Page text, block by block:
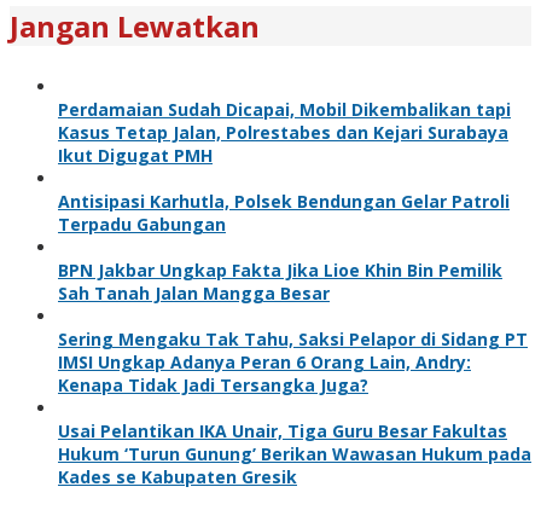
Jangan Lewatkan
Perdamaian Sudah Dicapai, Mobil Dikembalikan tapi
Kasus Tetap Jalan, Polrestabes dan Kejari Surabaya
Ikut Digugat PMH
Antisipasi Karhutla, Polsek Bendungan Gelar Patroli
Terpadu Gabungan
BPN Jakbar Ungkap Fakta Jika Lioe Khin Bin Pemilik
Sah Tanah Jalan Mangga Besar
Sering Mengaku Tak Tahu, Saksi Pelapor di Sidang PT
IMSI Ungkap Adanya Peran 6 Orang Lain, Andry:
Kenapa Tidak Jadi Tersangka Juga?
Usai Pelantikan IKA Unair, Tiga Guru Besar Fakultas
Hukum ‘Turun Gunung’ Berikan Wawasan Hukum pada
Kades se Kabupaten Gresik